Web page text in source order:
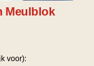
Meulblok
voor):